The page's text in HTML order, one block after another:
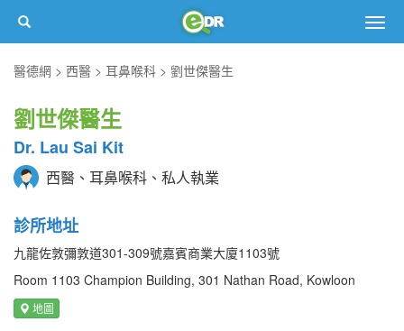
醫德網
西醫 耳鼻喉科 劉世傑醫生
劉世傑醫生
Dr. Lau Sai Kit
西醫、耳鼻喉科、私人執業
診所地址
九龍佐敦彌敦道301-309號嘉賓商業大廈1103號
Room 1103 Champion Building, 301 Nathan Road, Kowloon
地圖